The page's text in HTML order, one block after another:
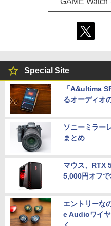
Special Site
「A&ultima
るオーディオ
ソニーミラー
まとめ
マウス、RTX
5,000円オフで
エントリーな
e Audioワイ